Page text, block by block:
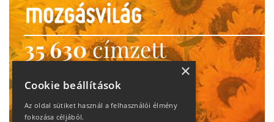
35 630címzett
heti motiváció
Ne maradj le!
×
Cookie beállítások
Az oldal sütiket használ a felhasználói élmény
fokozása céljából.